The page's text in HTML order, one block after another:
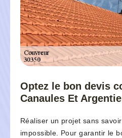
Optez le bon devis
Canaules Et
Réaliser un projet sans
impossible. Pour garantir le